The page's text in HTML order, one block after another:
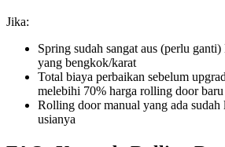
Jika:
Spring sudah sangat aus (perlu
yang bengkok/karat
Total biaya perbaikan sebelum
melebihi 70% harga rolling door
Rolling door manual yang ada sudah
usianya